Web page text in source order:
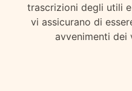
trascrizioni degli utili
vi assicurano di
avvenimenti dei